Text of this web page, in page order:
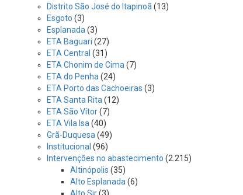
Distrito São José do Itapinoã (13)
Esgoto (3)
Esplanada (3)
ETA Baguari (27)
ETA Central (31)
ETA Chonim de Cima (7)
ETA do Penha (24)
ETA Porto das Cachoeiras (3)
ETA Santa Rita (12)
ETA São Vítor(7)
ETA Vila Isa (40)
Grã-Duquesa (49)
Institucional (96)
Intervenções no abastecimento (2.215)
Altinópolis (35)
Alto Esplanada (6)